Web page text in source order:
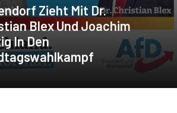
Zieht Mit Dr.
Blex Und Joachim
In Den